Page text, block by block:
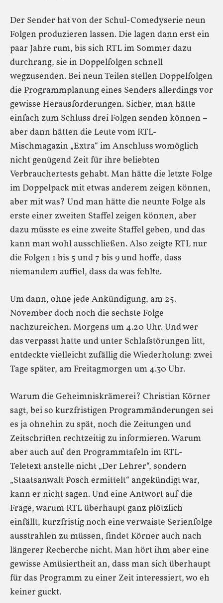
Der Sender hat von der Schul-Comedyserie neun
Folgen produzieren lassen. Die lagen dann erst ein
paar Jahre rum, bis sich RTL im Sommer dazu
durchrang, sie in Doppelfolgen schnell
wegzusenden. Bei neun Teilen stellen Doppelfolgen
die Programmplanung eines Senders allerdings vor
gewisse Herausforderungen. Sicher, man hätte
einfach zum Schluss drei Folgen senden können –
aber dann hätten die Leute vom RTL-
Mischmagazin „Extra“ im Anschluss womöglich
nicht genügend Zeit für ihre beliebten
Verbrauchertests gehabt. Man hätte die letzte Folge
im Doppelpack mit etwas anderem zeigen können,
aber mit was? Und man hätte die neunte Folge als
erste einer zweiten Staffel zeigen können, aber
dazu müsste es eine zweite Staffel geben, und das
kann man wohl ausschließen. Also zeigte RTL nur
die Folgen 1 bis 5 und 7 bis 9 und hoffe, dass
niemandem auffiel, dass da was fehlte.
Um dann, ohne jede Ankündigung, am 25.
November doch noch die sechste Folge
nachzureichen. Morgens um 4.20 Uhr. Und wer
das verpasst hatte und unter Schlafstörungen litt,
entdeckte vielleicht zufällig die Wiederholung: zwei
Tage später, am Freitagmorgen um 4.30 Uhr.
Warum die Geheimniskrämerei? Christian Körner
sagt, bei so kurzfristigen Programmänderungen sei
es ja ohnehin zu spät, noch die Zeitungen und
Zeitschriften rechtzeitig zu informieren. Warum
aber auch auf den Programmtafeln im RTL-
Teletext anstelle nicht „Der Lehrer“, sondern
„Staatsanwalt Posch ermittelt“ angekündigt war,
kann er nicht sagen. Und eine Antwort auf die
Frage, warum RTL überhaupt ganz plötzlich
einfällt, kurzfristig noch eine verwaiste Serienfolge
ausstrahlen zu müssen, findet Körner auch nach
längerer Recherche nicht. Man hört ihm aber eine
gewisse Amüsiertheit an, dass man sich überhaupt
für das Programm zu einer Zeit interessiert, wo eh
keiner guckt.